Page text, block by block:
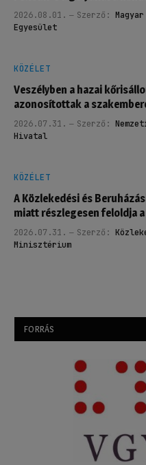
2026.08.01. Szerző:
Egyesület
KÖZÉLET
Veszélyben a hazai
azonosítottak a
2026.07.31. Szerző:
Hivatal
KÖZÉLET
A Közlekedési és
miatt részlegesen feloldja
2026.07.31. Szerző:
Minisztérium
FORRÁS